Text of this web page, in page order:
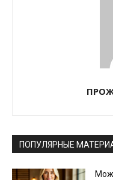
ПОПУЛЯРНЫЕ